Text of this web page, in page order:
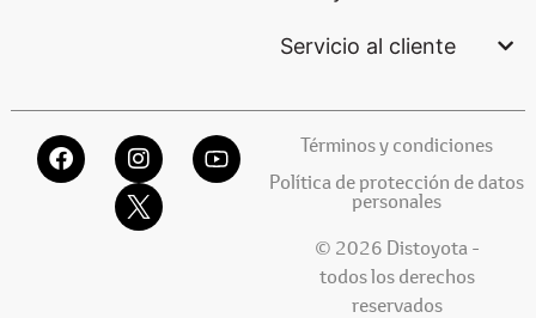
Servicio al cliente
Términos y condiciones
Política de protección de datos
personales
© 2026 Distoyota -
todos los derechos
reservados